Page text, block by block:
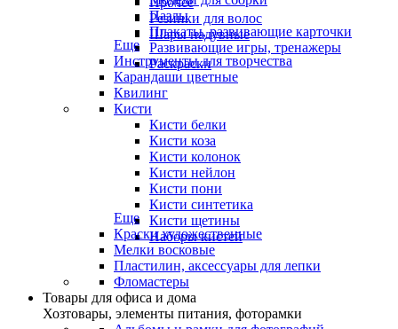
Резинки для волос
Шары надувные
Пазлы
Плакаты, развивающие карточки
Развивающие игры, тренажеры
Раскраски
Еще
Инструменты для творчества
Карандаши цветные
Квилинг
Кисти
Кисти белки
Кисти коза
Кисти колонок
Кисти нейлон
Кисти пони
Кисти синтетика
Кисти щетины
Наборы кистей
Еще
Краски художественные
Мелки восковые
Пластилин, аксессуары для лепки
Фломастеры
Товары для офиса и дома
Хозтовары, элементы питания, фоторамки